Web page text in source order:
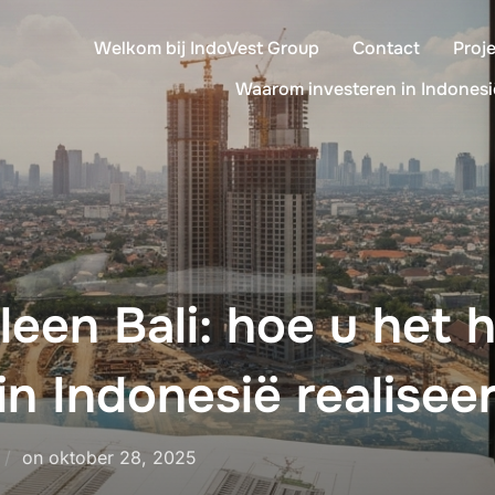
Welkom bij IndoVest Group Contact
Waarom investeren in
Bali: hoe u het
Indonesië
on Geplaatst
op
oktober 28, 2025